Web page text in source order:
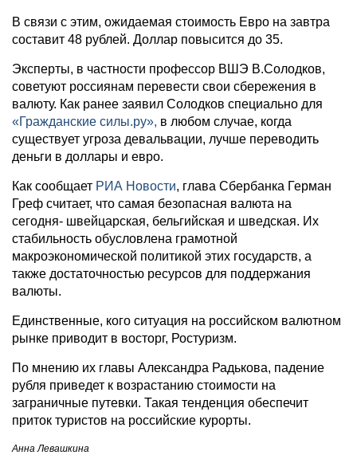
В связи с этим, ожидаемая стоимость Евро на завтра
составит 48 рублей. Доллар повысится до 35.
Эксперты, в частности профессор ВШЭ В.Солодков,
советуют россиянам перевести свои сбережения в
валюту. Как ранее заявил Солодков специально для
«Гражданские силы.ру», в любом случае, когда
существует угроза девальвации, лучше переводить
деньги в доллары и евро.
Как сообщает РИА Новости, глава Сбербанка Герман
Греф считает, что самая безопасная валюта на
сегодня- швейцарская, бельгийская и шведская. Их
стабильность обусловлена грамотной
макроэкономической политикой этих государств, а
также достаточностью ресурсов для поддержания
валюты.
Единственные, кого ситуация на российском валютном
рынке приводит в восторг, Ростуризм.
По мнению их главы Александра Радькова, падение
рубля приведет к возрастанию стоимости на
заграничные путевки. Такая тенденция обеспечит
приток туристов на российские курорты.
Анна Левашкина